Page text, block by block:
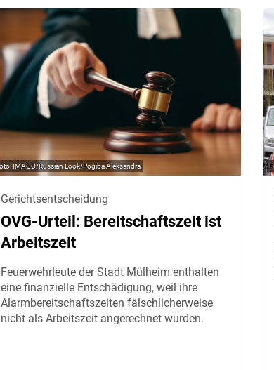
IMAGO/Russian Look/Pogiba Aleksandra
Gerichtsentscheidung
OVG-Urteil: Bereitschaftszeit ist
Arbeitszeit
Feuerwehrleute der Stadt Mülheim enthalten
eine finanzielle Entschädigung, weil ihre
Alarmbereitschaftszeiten fälschlicherweise
nicht als Arbeitszeit angerechnet wurden.